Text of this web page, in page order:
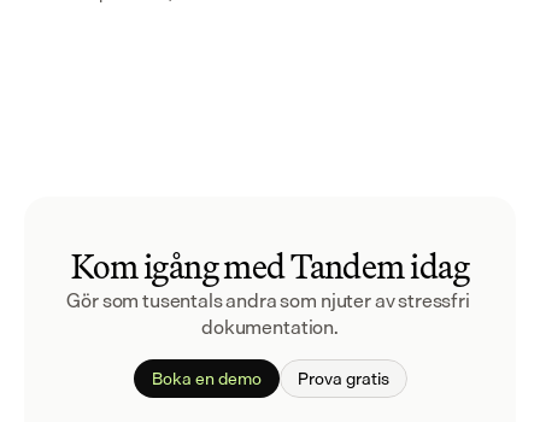
Kom igång med Tandem idag
Gör som tusentals andra som njuter av stressfri
dokumentation.
Boka en demo Prova gratis